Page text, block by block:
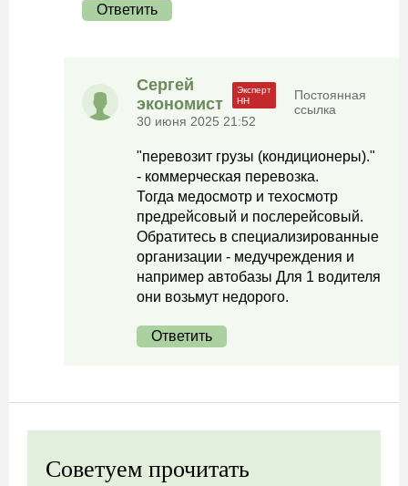
Ответить
Сергей
экономист
30 июня 2025 21:52
Постоянная
ссылка
"перевозит грузы (кондиционеры)."
- коммерческая перевозка.
Тогда медосмотр и техосмотр
предрейсовый и послерейсовый.
Обратитесь в специализированные
организации - медучреждения и
например автобазы Для 1 водителя
они возьмут недорого.
Ответить
Советуем прочитать